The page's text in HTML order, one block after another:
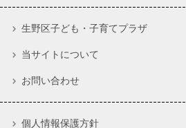
生野区子ども・子育てプラザ
当サイトについて
お問い合わせ
個人情報保護方針